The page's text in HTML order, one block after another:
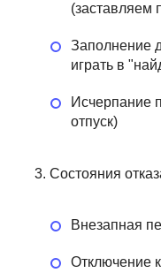
(заставляем
Заполнение
играть в
Исчерпание
отпуск)
Состояния
Внезапная
Отключение